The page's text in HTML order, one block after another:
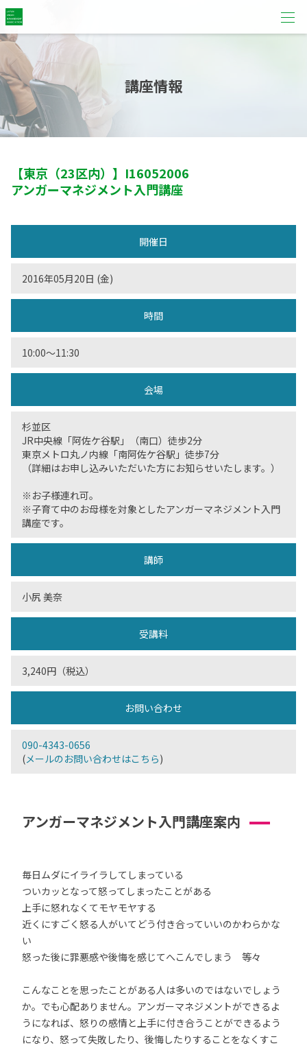
講座情報
【東京（23区内）】 I16052006
アンガーマネジメント入門講座
開催日
2016年05月20日 (金)
時間
10:00～11:30
会場
杉並区
JR中央線「阿佐ケ谷駅」（南口）徒歩2分
東京メトロ丸ノ内線「南阿佐ケ谷駅」徒歩7分
（詳細はお申し込みいただいた方にお知らせいたします。）
※お子様連れ可。
※子育て中のお母様を対象としたアンガーマネジメント入門
講座です。
講師
小尻 美奈
受講料
3,240円（税込）
お問い合わせ
090-4343-0656
(メールのお問い合わせはこちら)
アンガーマネジメント入門講座案内
毎日ムダにイライラしてしまっている
ついカッとなって怒ってしまったことがある
上手に怒れなくてモヤモヤする
近くにすごく怒る人がいてどう付き合っていいのかわらかな
い
怒った後に罪悪感や後悔を感じてへこんでしまう 等々
こんなことを思ったことがある人は多いのではないでしょう
か。でも心配ありません。アンガーマネジメントができるよ
うになれば、怒りの感情と上手に付き合うことができるよう
になり、怒って失敗したり、後悔したりすることをなくすこ